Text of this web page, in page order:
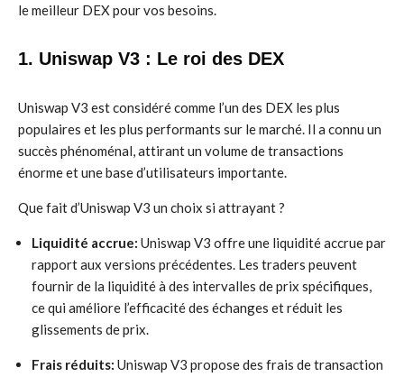
le meilleur DEX pour vos besoins.
1. Uniswap V3 : Le roi des DEX
Uniswap V3 est considéré comme l’un des DEX les plus
populaires et les plus performants sur le marché. Il a connu un
succès phénoménal, attirant un volume de transactions
énorme et une base d’utilisateurs importante.
Que fait d’Uniswap V3 un choix si attrayant ?
Liquidité accrue: Uniswap V3 offre une liquidité accrue par
rapport aux versions précédentes. Les traders peuvent
fournir de la liquidité à des intervalles de prix spécifiques,
ce qui améliore l’efficacité des échanges et réduit les
glissements de prix.
Frais réduits: Uniswap V3 propose des frais de transaction